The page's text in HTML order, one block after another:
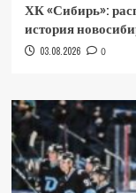
ХК «Сибирь»:
история
03.08.2026 0